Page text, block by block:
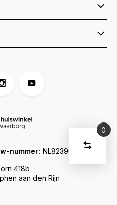
418b
aan den Rijn
nummer: NL823960213B01
0
Vergelijk
Verwijder
U
Start